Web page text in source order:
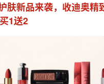
肤新品来袭，收迪奥精
1送2